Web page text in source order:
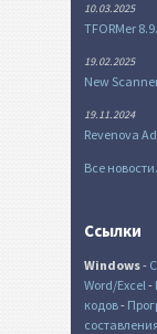
10.03.2025
TFORMer
19.02.2025
New
19.11.2024
Revenova
Все
Ссылки
Windows-
Word/Excel -
кодов-